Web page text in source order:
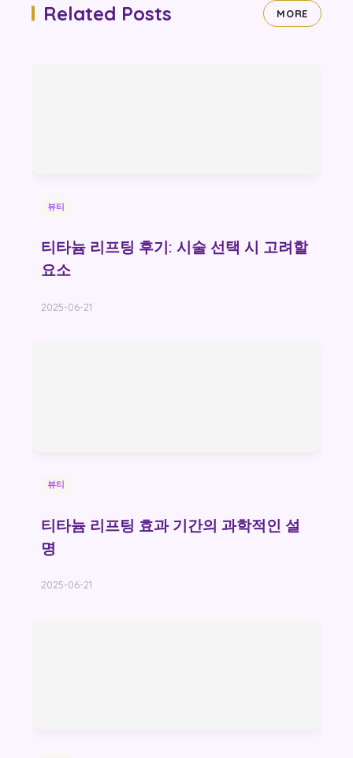
Related Posts MORE
뷰티
티타늄 리프팅 후기: 시술 선택 시 고려할
요소
2025-06-21
뷰티
티타늄 리프팅 효과 기간의 과학적인 설
명
2025-06-21